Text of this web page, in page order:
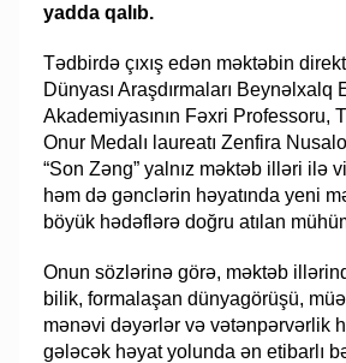
yadda qalıb.
Tədbirdə çıxış edən məktəbin
Dünyası Araşdırmaları Beynəlxalq
Akademiyasının Fəxri Professoru,
Onur Medalı laureatı Zenfira
“Son Zəng” yalnız məktəb illəri ilə
həm də gənclərin həyatında yeni
böyük hədəflərə doğru atılan
Onun sözlərinə görə, məktəb
bilik, formalaşan dünyagörüşü,
mənəvi dəyərlər və vətənpərvərlik
gələcək həyat yolunda ən etibarlı